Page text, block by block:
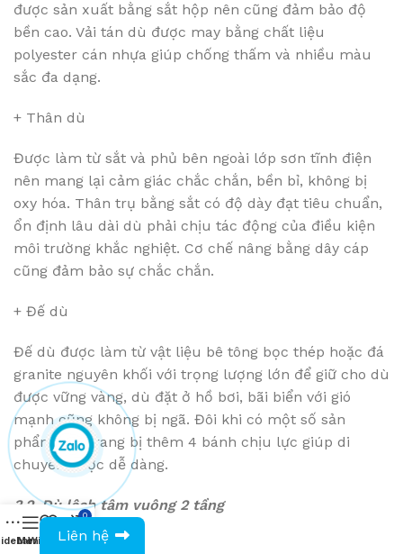
được sản xuất bằng sắt hộp nên cũng đảm bảo độ
bền cao. Vải tán dù được may bằng chất liệu
polyester cán nhựa giúp chống thấm và nhiều màu
sắc đa dạng.
+ Thân dù
Được làm từ sắt và phủ bên ngoài lớp sơn tĩnh điện
nên mang lại cảm giác chắc chắn, bền bỉ, không bị
oxy hóa. Thân trụ bằng sắt có độ dày đạt tiêu chuẩn,
ổn định lâu dài dù phải chịu tác động của điều kiện
môi trường khắc nghiệt. Cơ chế nâng bằng dây cáp
cũng đảm bảo sự chắc chắn.
+ Đế dù
Đế dù được làm từ vật liệu bê tông bọc thép hoặc đá
granite nguyên khối với trọng lượng lớn để giữ cho dù
được vững vàng, dù đặt ở hồ bơi, bãi biển với gió
mạnh cũng không bị ngã. Đôi khi có một số sản
phẩm còn trang bị thêm 4 bánh chịu lực giúp di
chuyển được dễ dàng.
3.2. Dù lệch tâm vuông 2 tầng
+ Tán dù
MenuWishlistCompare
0
Cart
Liên hệ
0943594386